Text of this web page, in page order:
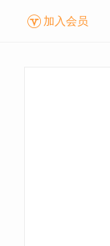
加入会员